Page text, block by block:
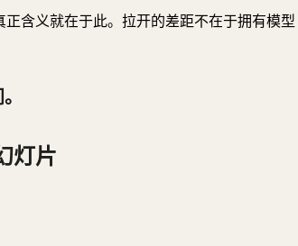
含义就在于此。拉开的差距不在于拥有模型
灯片